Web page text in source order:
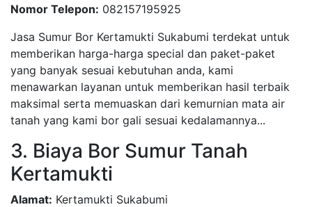
Nomor Telepon: 082157195925
Jasa Sumur Bor Kertamukti Sukabumi terdekat untuk
memberikan harga-harga special dan paket-paket
yang banyak sesuai kebutuhan anda, kami
menawarkan layanan untuk memberikan hasil terbaik
maksimal serta memuaskan dari kemurnian mata air
tanah yang kami bor gali sesuai kedalamannya...
3. Biaya Bor Sumur Tanah
Kertamukti
Alamat: Kertamukti Sukabumi